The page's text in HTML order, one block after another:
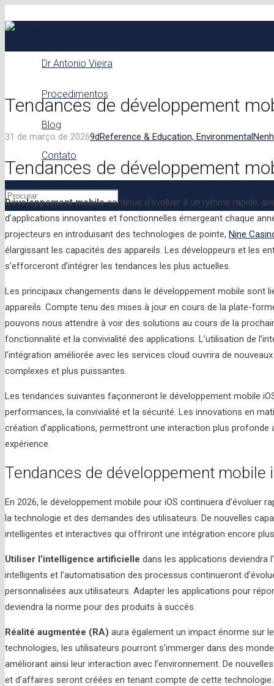
Dr Antonio Vieira
Procedimentos
Blog
Contato
Tendances de développement
31 de março de 20269dReference & Education, Environmental
Tendances de développement
Développement mobilecontinue d’évoluer à un rythme rapide,
d’applications innovantes et fonctionnelles émergeant chaque
projecteurs en introduisant des technologies de pointe, Nine
élargissant les capacités des appareils. Les développeurs et les
s’efforceront d’intégrer les tendances les plus actuelles.
Les principaux changements dans le développement mobile sont
appareils. Compte tenu des mises à jour en cours de la plate-
pouvons nous attendre à voir des solutions au cours de la
fonctionnalité et la convivialité des applications. L’utilisation de
l’intégration améliorée avec les services cloud ouvrira de
complexes et plus puissantes.
Les tendances suivantes façonneront le développement mobile
performances, la convivialité et la sécurité. Les innovations en
création d’applications, permettront une interaction plus
expérience.
Tendances de développement mobile
En 2026, le développement mobile pour iOS continuera d’évoluer
la technologie et des demandes des utilisateurs. De nouvelles
intelligentes et interactives qui offriront une intégration encore
Utiliser l’intelligence artificielle dans les applications deviendra
intelligents et l’automatisation des processus continueront
personnalisées aux utilisateurs. Adapter les applications pour
deviendra la norme pour des produits à succès.
Réalité augmentée (RA) aura également un impact énorme sur
technologies, les utilisateurs pourront s’immerger dans des
améliorant ainsi leur interaction avec l’environnement. De
et d’affaires seront créées en tenant compte de cette technologie.